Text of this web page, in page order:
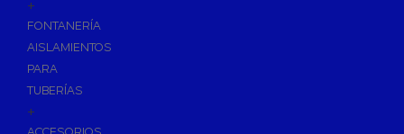
+
FONTANERÍA
AISLAMIENTOS
PARA
TUBERÍAS
+